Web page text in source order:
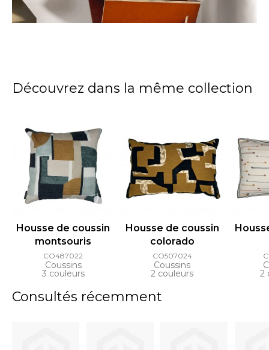
Découvrez dans la même collection
Housse de coussin
montsouris
CO487022
Coussins
3 couleurs
Housse de coussin
colorado
CO507024
Coussins
2 couleurs 2
Consultés récemment